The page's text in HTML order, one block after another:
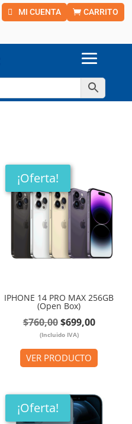
MI CUENTA CARRITO
¡Oferta!
IPHONE 14 PRO MAX 256GB
(Open Box)
$760,00El
precio
original
era:
$699,00El
actual
es:
(Incluido IVA)
VER PRODUCTO
¡Oferta!